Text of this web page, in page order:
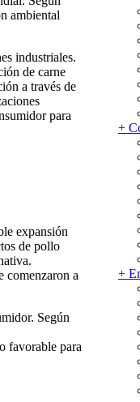
+
+
ambiental
industriales.
de carne
a través de
para
expansión
de pollo
comenzaron a
Según
favorable para